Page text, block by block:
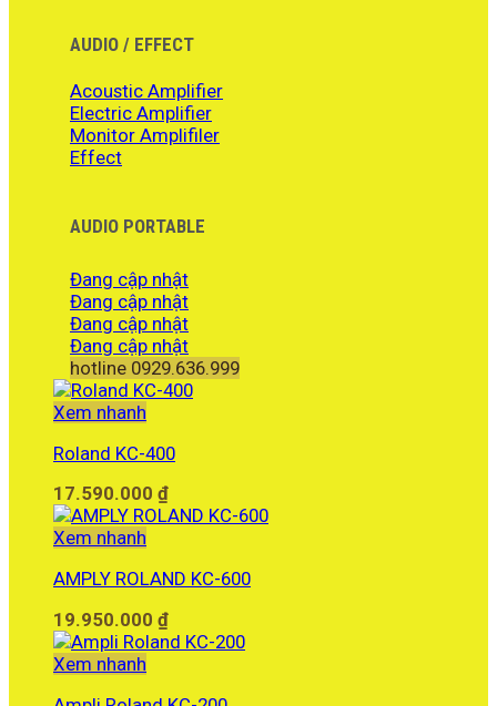
AUDIO / EFFECT
Acoustic Amplifier
Electric Amplifier
Monitor Amplifiler
Effect
AUDIO PORTABLE
Đang cập nhật
Đang cập nhật
Đang cập nhật
Đang cập nhật
hotline 0929.636.999
Xem nhanh
Roland KC-400
17.590.000 ₫
Xem nhanh
AMPLY ROLAND KC-600
19.950.000 ₫
Xem nhanh